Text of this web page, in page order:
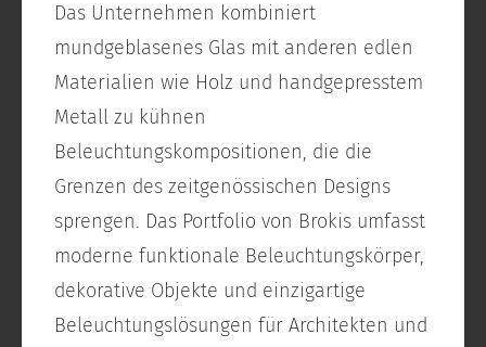
Das Unternehmen kombiniert
mundgeblasenes Glas mit anderen edlen
Materialien wie Holz und handgepresstem
Metall zu kühnen
Beleuchtungskompositionen, die die
Grenzen des zeitgenössischen Designs
sprengen. Das Portfolio von Brokis umfasst
moderne funktionale Beleuchtungskörper,
dekorative Objekte und einzigartige
Beleuchtungslösungen für Architekten und